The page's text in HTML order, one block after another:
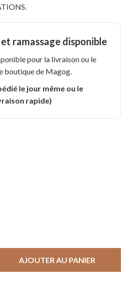
ramassage disponible
pour la livraison ou le
boutique de Magog.
le jour même ou le
rapide)
AJOUTER AU PANIER